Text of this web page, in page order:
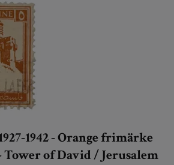
1942 - Orange frimärke
Tower of David / Jerusalem